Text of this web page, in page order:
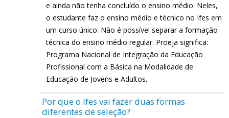
e ainda não tenha concluído o ensino médio. Neles,
o estudante faz o ensino médio e técnico no Ifes em
um curso único. Não é possível separar a formação
técnica do ensino médio regular. Proeja significa:
Programa Nacional de Integração da Educação
Profissional com a Básica na Modalidade de
Educação de Jovens e Adultos.
Por que o Ifes vai fazer duas formas
diferentes de seleção?